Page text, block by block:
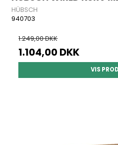
HÜBSCH
940703
1.249,00 DKK
1.104,00 DKK
VIS